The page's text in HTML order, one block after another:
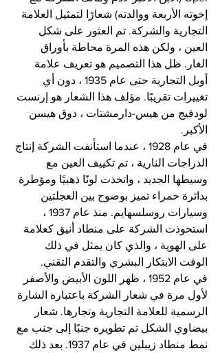
إخوته الأربعة ووالدته) شعارًا لتمثيل العلامة
التجارية والشركة. تم العثور على شكل
العين ، ولكن هذه المرة محاطة بأوراق
الغار. ظل هذا التصميم هو تعريف علامة
أوبل التجارية حتى عام 1935 ، دون أي
تغييرات تقريبًا. مؤلف هذا الشعار هو إرنست
لودفيج من هيس-دارمشتات ، دوق هيسن
الأكبر.
في عام 1928 ، عندما استأنفت الشركة إنتاج
الدراجات النارية ، تم تكييف العين مع
وسيطها الجديد ، واتخذت لونًا ذهبيًا ومؤطرة
بدائرة حمراء تميز بوضوح بين العجلتين
وسيارات روسلسهايم. منذ عام 1937 ،
استحوذت الشركة على منطاد أنيق كعلامة
على الهوية ، والذي كان يمثل في ذلك
الوقت الابتكار البشري والتقدم التقني.
في عام 1952 ، ظهر اللون الأبيض والأصفر
لأول مرة في شعار الشركة باعتباره الشارة
الرسمية للعلامة التجارية وتجارها. شعار
بيضاوي الشكل تم تطويره جنبًا إلى جنب مع
نمط منطاد زيبلين في عام 1937. بعد ذلك